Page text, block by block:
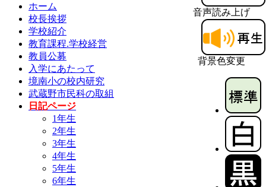
音声読み上げ
背景色変更
ホーム
校長挨拶
学校紹介
教育課程.学校経営
教員公募
入学にあたって
境南小の校内研究
武蔵野市民科の取組
日記ページ
1年生
2年生
3年生
4年生
5年生
6年生